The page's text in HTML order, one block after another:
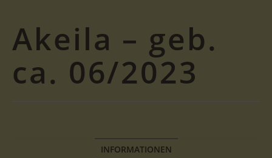
Akeila – geb.
ca. 06/2023
INFORMATIONEN